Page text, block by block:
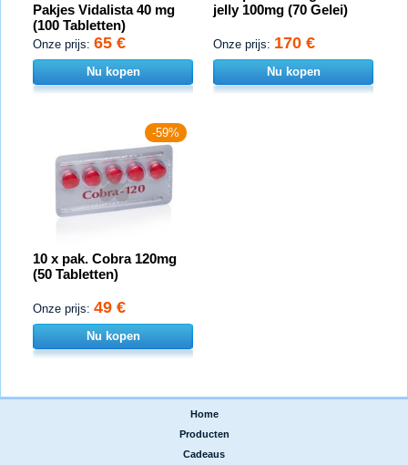
Pakjes Vidalista 40 mg
(100 Tabletten)
Onze prijs: 65 €
Nu kopen
jelly 100mg (70 Gelei)
Onze prijs: 170 €
Nu kopen
-59%
10 x pak. Cobra 120mg
(50 Tabletten)
Onze prijs: 49 €
Nu kopen
Home
Producten
Cadeaus